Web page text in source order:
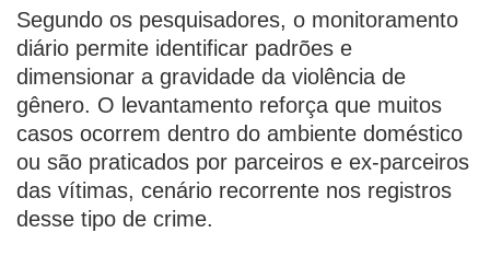
Segundo os pesquisadores, o monitoramento
diário permite identificar padrões e
dimensionar a gravidade da violência de
gênero. O levantamento reforça que muitos
casos ocorrem dentro do ambiente doméstico
ou são praticados por parceiros e ex-parceiros
das vítimas, cenário recorrente nos registros
desse tipo de crime.